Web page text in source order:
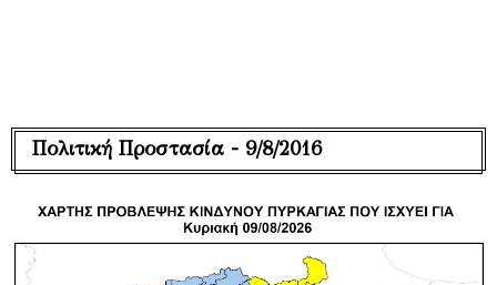
Πολιτική Προστασία - 9/8/2016